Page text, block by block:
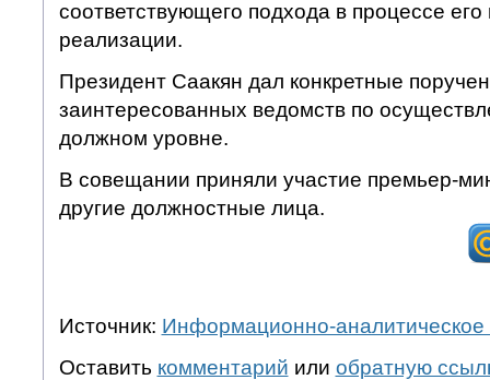
соответствующего подхода в процессе
реализации.
Президент Саакян дал конкретные
заинтересованных ведомств по
должном уровне.
В совещании приняли участие премьер-
другие должностные лица.
Источник: Информационно-аналитическое
Оставить комментарий или обратную